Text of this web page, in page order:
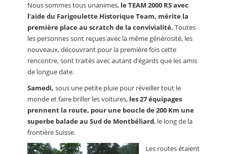
Nous sommes tous unanimes, le TEAM 2000 RS avec
l’aide du Farigoulette Historique Team, mérite la
première place au scratch de la convivialité. Toutes
les personnes sont reçues avec la même générosité, les
nouveaux, découvrant pour la première fois cette
rencontre, sont traités avec autant d’égards que les amis
de longue date.
Samedi, sous une petite pluie pour réveiller tout le
monde et faire briller les voitures, les 27 équipages
prennent la route, pour une boucle de 200 Km une
superbe balade au Sud de Montbéliard, le long de la
frontière Suisse.
Les routes étaient